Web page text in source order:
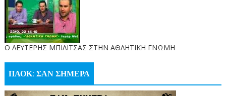
O ΛΕΥΤΕΡΗΣ ΜΠΙΛΙΤΣΑΣ ΣΤΗΝ ΑΘΛΗΤΙΚΗ ΓΝΩΜΗ
ΠΑΟΚ: ΣΑΝ ΣΗΜΕΡΑ